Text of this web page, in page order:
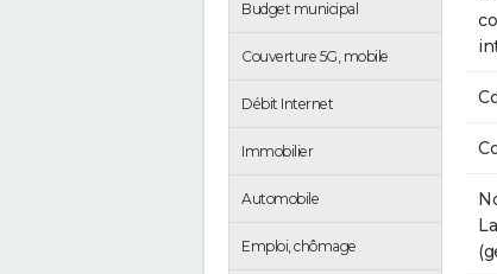
Budget municipal
Couverture 5G, mobile
Débit Internet
Immobilier
Automobile
Emploi, chômage